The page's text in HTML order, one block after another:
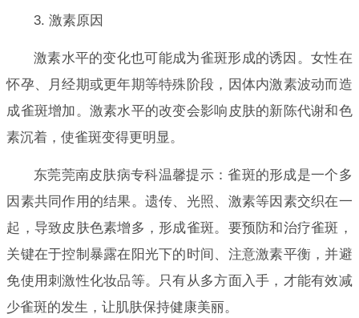
3. 激素原因
激素水平的变化也可能成为雀斑形成的诱因。女性在
怀孕、月经期或更年期等特殊阶段，因体内激素波动而造
成雀斑增加。激素水平的改变会影响皮肤的新陈代谢和色
素沉着，使雀斑变得更明显。
东莞莞南皮肤病专科温馨提示：雀斑的形成是一个多
因素共同作用的结果。遗传、光照、激素等因素交织在一
起，导致皮肤色素增多，形成雀斑。要预防和治疗雀斑，
关键在于控制暴露在阳光下的时间、注意激素平衡，并避
免使用刺激性化妆品等。只有从多方面入手，才能有效减
少雀斑的发生，让肌肤保持健康美丽。